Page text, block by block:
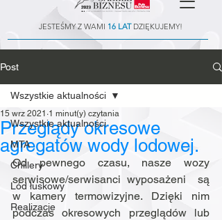
JESTEŚMY Z WAMI 16 LATDZIĘKUJEMY!
Post
Wszystkie aktualności
MTA
Chillery
Lód łuskowy
Realizacje
Wszystkie aktualności
Przeglądy okresowe
agregatów wody lodowej.
15 wrz 2021 1 minut(y) czytania
Od pewnego czasu, nasze wozy
serwisowe/serwisanci wyposażeni  są
w kamery termowizyjne. Dzięki nim
podczas okresowych przeglądów lub